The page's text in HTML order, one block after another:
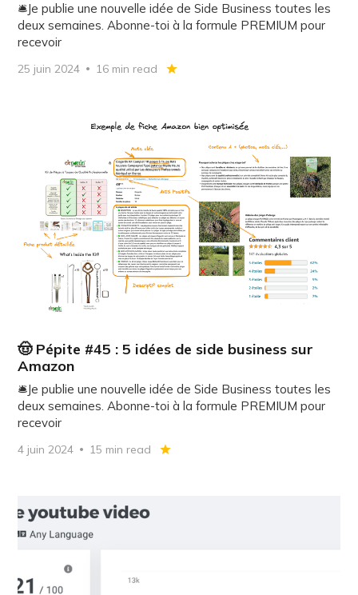
🛎️Je publie une nouvelle idée de Side Business toutes les
deux semaines. Abonne-toi à la formule PREMIUM pour
recevoir
25 juin 2024 16 min read
🤠 Pépite #45 : 5 idées de side business sur
Amazon
🛎️Je publie une nouvelle idée de Side Business toutes les
deux semaines. Abonne-toi à la formule PREMIUM pour
recevoir
4 juin 2024 15 min read